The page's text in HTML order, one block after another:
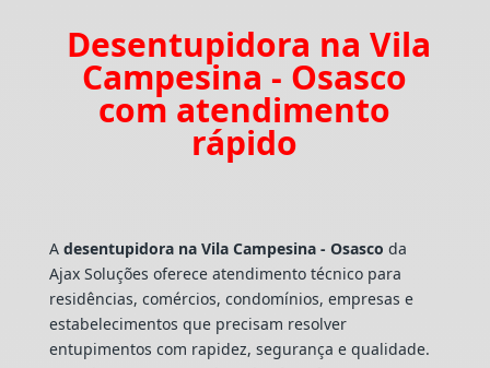
Desentupidora na Vila
Campesina - Osasco
com atendimento
rápido
A desentupidora na Vila Campesina - Osasco da
Ajax Soluções oferece atendimento técnico para
residências, comércios, condomínios, empresas e
estabelecimentos que precisam resolver
entupimentos com rapidez, segurança e qualidade.